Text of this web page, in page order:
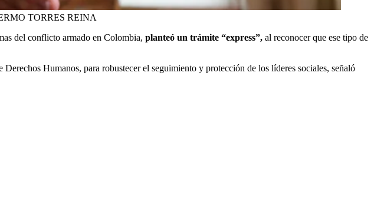
TORRES REINA
del conflicto armado en Colombia, planteó un trámite “express”, al reconocer que ese tipo de
Humanos, para robustecer el seguimiento y protección de los líderes sociales, señaló